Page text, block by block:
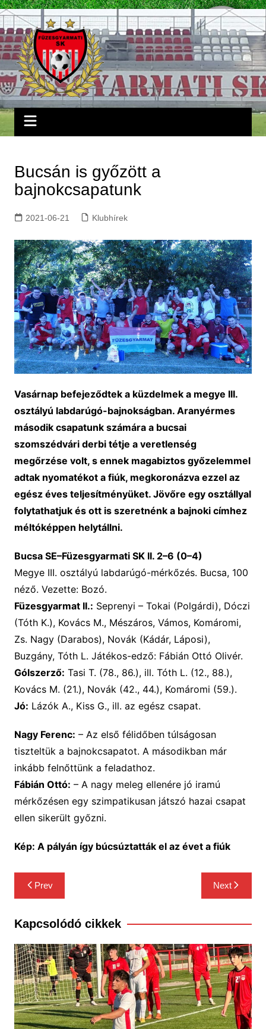
Skip
to
content
Bucsán is győzött a
bajnokcsapatunk
2021-06-21 Klubhírek
Vasárnap befejeződtek a küzdelmek a megye III.
osztályú labdarúgó-bajnokságban. Aranyérmes
második csapatunk számára a bucsai
szomszédvári derbi tétje a veretlenség
megőrzése volt, s ennek magabiztos győzelemmel
adtak nyomatékot a fiúk, megkoronázva ezzel az
egész éves teljesítményüket. Jövőre egy osztállyal
folytathatjuk és ott is szeretnénk a bajnoki címhez
méltóképpen helytállni.
Bucsa SE–Füzesgyarmati SK II. 2–6 (0–4)
Megye III. osztályú labdarúgó-mérkőzés. Bucsa, 100
néző. Vezette: Bozó.
Füzesgyarmat II.: Seprenyi – Tokai (Polgárdi), Dóczi
(Tóth K.), Kovács M., Mészáros, Vámos, Komáromi,
Zs. Nagy (Darabos), Novák (Kádár, Láposi),
Buzgány, Tóth L. Játékos-edző: Fábián Ottó Olivér.
Gólszerző: Tasi T. (78., 86.), ill. Tóth L. (12., 88.),
Kovács M. (21.), Novák (42., 44.), Komáromi (59.).
Jó: Lázók A., Kiss G., ill. az egész csapat.
Nagy Ferenc: – Az első félidőben túlságosan
tiszteltük a bajnokcsapatot. A másodikban már
inkább felnőttünk a feladathoz.
Fábián Ottó: – A nagy meleg ellenére jó iramú
mérkőzésen egy szimpatikusan játszó hazai csapat
ellen sikerült győzni.
Kép: A pályán így búcsúztatták el az évet a fiúk
Bejegyzés
navigáció
Prev Next
Kapcsolódó cikkek